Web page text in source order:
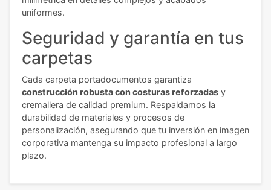
uniformes.
Seguridad y garantía en tus
carpetas
Cada carpeta portadocumentos garantiza
construcción robusta con costuras reforzadas y
cremallera de calidad premium. Respaldamos la
durabilidad de materiales y procesos de
personalización, asegurando que tu inversión en imagen
corporativa mantenga su impacto profesional a largo
plazo.